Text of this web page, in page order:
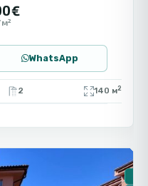
WhatsApp
2 140 м2